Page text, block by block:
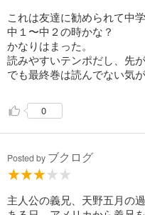
これは友達に勧められて中
中１〜中２の時かな？
かなりはまった。
読みやすいテンポだし、先
でも最終巻は読んでない気が
0
Posted by ブクログ
主人公の義兄、天野五月の